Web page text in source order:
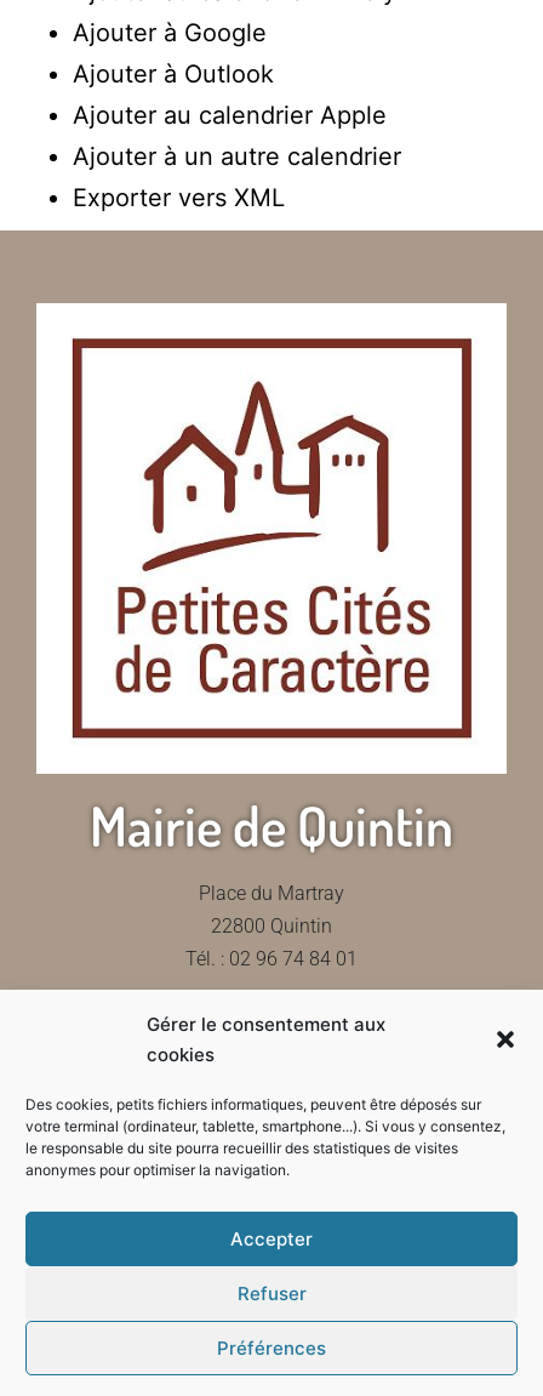
Gérer le consentement aux
cookies
Des cookies, petits fichiers informatiques, peuvent être déposés sur
votre terminal (ordinateur, tablette, smartphone...). Si vous y consentez,
le responsable du site pourra recueillir des statistiques de visites
anonymes pour optimiser la navigation.
Accepter
Refuser
Préférences
Ajouter à Google
Ajouter à Outlook
Ajouter au calendrier Apple
Ajouter à un autre calendrier
Exporter vers XML
Mairie de Quintin
Place du Martray
22800 Quintin
Tél. : 02 96 74 84 01
Contactez-nous
Horaires d'ouverture de la mairie
Mode sombre :